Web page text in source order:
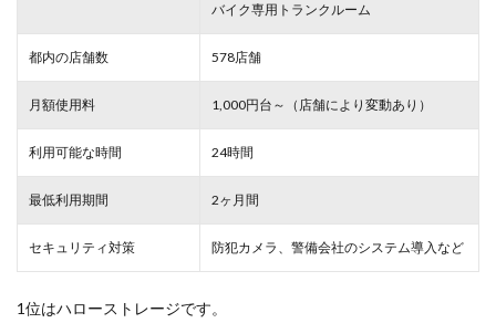
バイク専用トランクルーム
都内の店舗数 578店舗
月額使用料 1,000円台～（店舗により変動あり）
利用可能な時間 24時間
最低利用期間 2ヶ月間
セキュリティ対策 防犯カメラ、警備会社のシステム導入など
1位はハローストレージです。